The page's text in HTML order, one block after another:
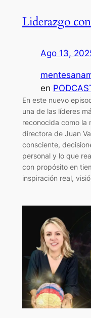
Liderazgo
Ago 13,
en
En este nuevo
una de las líderes
reconocida como la
directora de Juan
consciente,
personal y lo que
con propósito en
inspiración real,